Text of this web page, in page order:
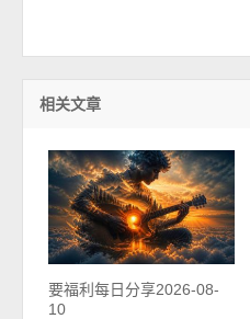
相关文章
要福利每日分享2026-08-
10